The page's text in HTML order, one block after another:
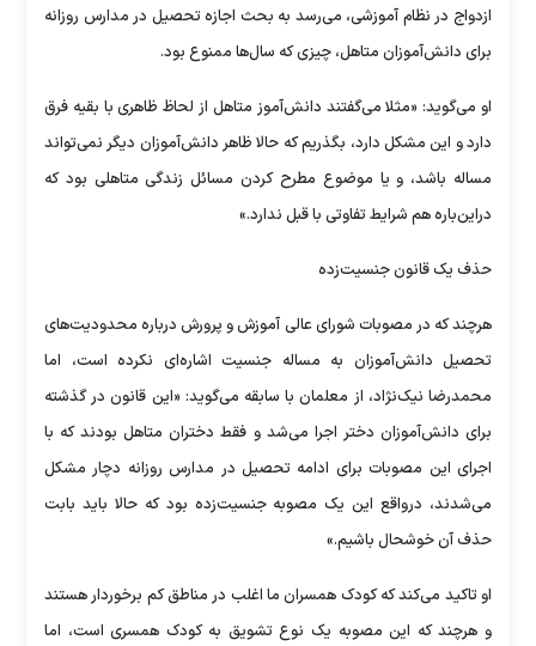
ازدواج در نظام آموزشی، می‌رسد به بحث اجازه تحصیل در مدارس روزانه
برای دانش‌آموزان متاهل، چیزی که سال‌ها ممنوع بود.
او می‌گوید: «مثلا می‌گفتند دانش‌آموز متاهل از لحاظ ظاهری با بقیه فرق
دارد و این مشکل دارد، بگذریم که حالا ظاهر دانش‌آموزان دیگر نمی‌تواند
مساله باشد، و یا موضوع مطرح کردن مسائل زندگی متاهلی بود که
دراین‌باره هم شرایط تفاوتی با قبل ندارد.»
حذف یک قانون جنسیت‌زده
هرچند که در مصوبات شورای عالی آموزش و پرورش درباره محدودیت‌های
تحصیل دانش‌آموزان به مساله جنسیت اشاره‌ای نکرده است، اما
محمدرضا نیک‌نژاد، از معلمان با سابقه می‌گوید: «این قانون در گذشته
برای دانش‌آموزان دختر اجرا می‌شد و فقط دختران متاهل بودند که با
اجرای این مصوبات برای ادامه تحصیل در مدارس روزانه دچار مشکل
می‌شدند، درواقع این یک مصوبه جنسیت‌زده بود که حالا باید بابت
حذف آن خوشحال باشیم.»
او تاکید می‌کند که کودک همسران ما اغلب در مناطق کم برخوردار هستند
و هرچند که این مصوبه یک نوع تشویق به کودک همسری است، اما